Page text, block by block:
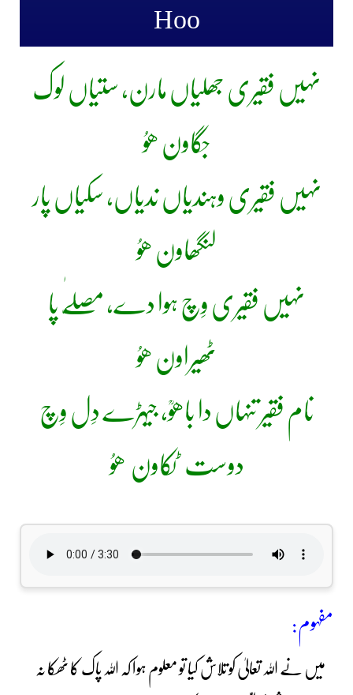
Hoo
نہیں فقیری جھلیاں مارن، ستیاں لوک
جگاون ھوُ
نہیں فقیری وہندیاں ندیاں، سکیاں پار
لنگھاون ھوُ
نہیں فقیری وِچ ہوا دے، مصلّٰے پا
ٹھیراون ھوُ
نام فقیر تنہاں دا باھوؒ، جیہڑے دِل وِچ
دوست ٹکاون ھوُ
مفہوم:
میں نے اللہ تعالیٰ کو تلاش کیا تو معلوم ہوا کہ اللہ پاک کا ٹھکا نہ